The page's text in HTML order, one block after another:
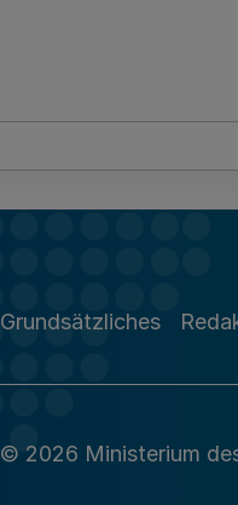
Grundsätzliches
© 2026 Ministerium